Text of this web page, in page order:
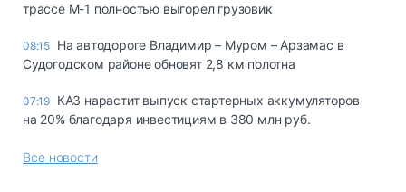
трассе М-1 полностью выгорел грузовик
08:15 На автодороге Владимир – Муром – Арзамас в
Судогодском районе обновят 2,8 км полотна
07:19 КАЗ нарастит выпуск стартерных аккумуляторов
на 20% благодаря инвестициям в 380 млн руб.
Все новости